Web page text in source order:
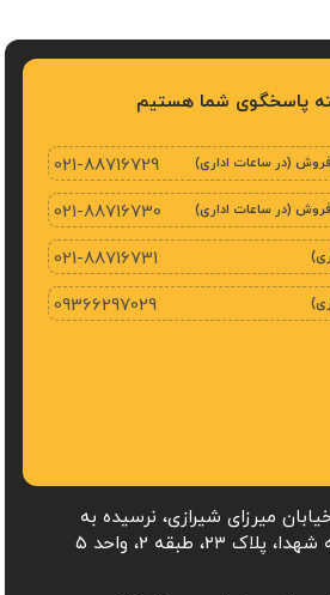
(در ساعات اداری) 021-88716729
(در ساعات اداری) 021-88716730
021-88716731
09366297029
میرزای شیرازی، نرسیده به
طبقه 2، واحد ۵